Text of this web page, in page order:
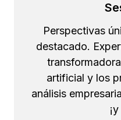
Perspectivas
destacado.
artificial y los
análisis